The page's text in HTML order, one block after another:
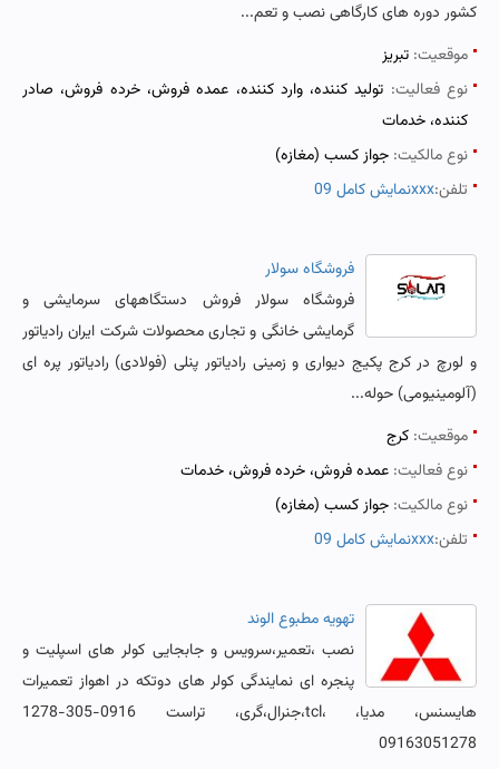
کشور دوره های کارگاهی نصب و تعم...
موقعیت: تبریز
نوع فعالیت: تولید کننده، وارد کننده، عمده فروش، خرده فروش، صادر
کننده، خدمات
نوع مالکیت: جواز کسب (مغازه)
تلفن:نمایش کامل 09xxx
فروشگاه سولار
فروشگاه سولار فروش دستگاههای سرمایشی و
گرمایشی خانگی و تجاری محصولات شرکت ایران رادیاتور
و لورچ در کرج پکیج دیواری و زمینی رادیاتور پنلی (فولادی) رادیاتور پره ای
(آلومینیومی) حوله...
موقعیت: کرج
نوع فعالیت: عمده فروش، خرده فروش، خدمات
نوع مالکیت: جواز کسب (مغازه)
تلفن:نمایش کامل 09xxx
تهویه مطبوع الوند
نصب ،تعمیر،سرویس و جابجایی کولر های اسپلیت و
پنجره ای نمایندگی کولر های دوتکه در اهواز تعمیرات
هایسنس، مدیا، ،tcl،جنرال،گری، تراست 0916-305-1278
09163051278